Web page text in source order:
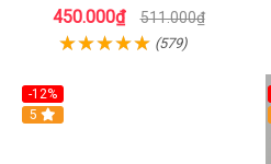
Quan Hệ_ Giữ Phong Độ Nam
Giới
450.000₫ 511.000₫
(579)
-12%
5